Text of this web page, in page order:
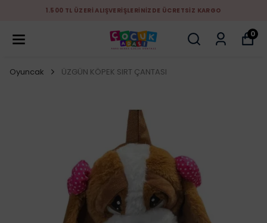
1.500 TL ÜZERİ ALIŞVERİŞLERİNİZDE ÜCRETSİZ KARGO
0
Oyuncak ÜZGÜN KÖPEK SIRT ÇANTASI